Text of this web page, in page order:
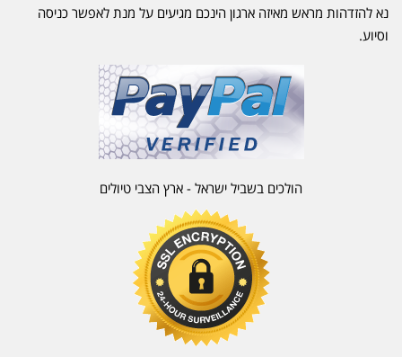
נא להזדהות מראש מאיזה ארגון הינכם מגיעים על מנת לאפשר כניסה
וסיוע.
הולכים בשביל ישראל - ארץ הצבי טיולים